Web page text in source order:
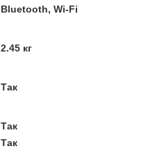
Bluetooth, Wi-Fi
2.45 кг
Так
Так
Так